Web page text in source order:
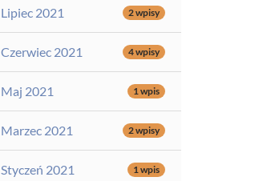
Lipiec 2021 2 wpisy
Czerwiec 2021 4 wpisy
Maj 2021 1 wpis
Marzec 2021 2 wpisy
Styczeń 2021 1 wpis